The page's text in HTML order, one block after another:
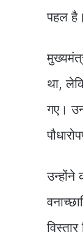
पहल है।
था,
गए।
उन्होंने